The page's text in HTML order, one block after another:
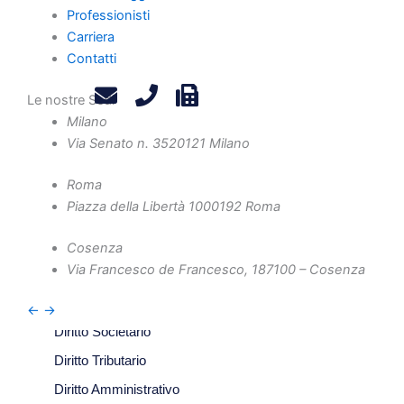
Professionisti
Carriera
Contatti
Le nostre Sedi
Milano
Via Senato n. 3520121 Milano
Roma
Piazza della Libertà 1000192 Roma
Cosenza
Via Francesco de Francesco, 187100 – Cosenza
← →
Home
Chi Siamo
Professionisti
Novità e Aggiornamenti
Carriera
Attività
Diritto Societario
Diritto Tributario
Diritto Amministrativo